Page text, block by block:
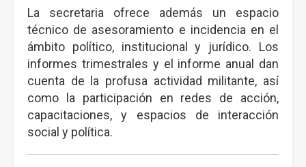
La secretaria ofrece además un espacio
técnico de asesoramiento e incidencia en el
ámbito político, institucional y jurídico. Los
informes trimestrales y el informe anual dan
cuenta de la profusa actividad militante, así
como la participación en redes de acción,
capacitaciones, y espacios de interacción
social y política.